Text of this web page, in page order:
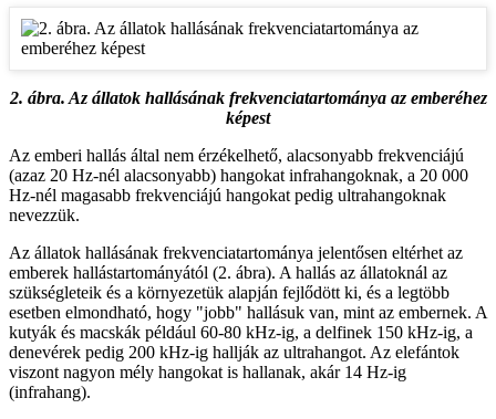
2. ábra. Az állatok hallásának frekvenciatartománya az emberéhez
képest
Az emberi hallás által nem érzékelhető, alacsonyabb frekvenciájú
(azaz 20 Hz-nél alacsonyabb) hangokat infrahangoknak, a 20 000
Hz-nél magasabb frekvenciájú hangokat pedig ultrahangoknak
nevezzük.
Az állatok hallásának frekvenciatartománya jelentősen eltérhet az
emberek hallástartományától (2. ábra). A hallás az állatoknál az
szükségleteik és a környezetük alapján fejlődött ki, és a legtöbb
esetben elmondható, hogy "jobb" hallásuk van, mint az embernek. A
kutyák és macskák például 60-80 kHz-ig, a delfinek 150 kHz-ig, a
denevérek pedig 200 kHz-ig hallják az ultrahangot. Az elefántok
viszont nagyon mély hangokat is hallanak, akár 14 Hz-ig
(infrahang).